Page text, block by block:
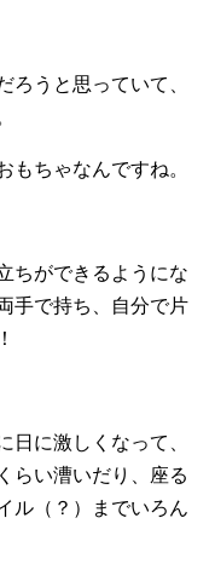
ろうと思っていて、
もちゃなんですね。
ちができるようにな
手で持ち、自分で片
日に激しくなって、
らい漕いだり、座る
ル（？）までいろん